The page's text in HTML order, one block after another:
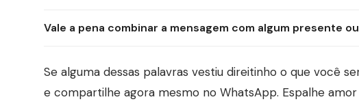
Vale a pena combinar a mensagem com algum presente
Se alguma dessas palavras vestiu direitinho o que você
e compartilhe agora mesmo no WhatsApp. Espalhe